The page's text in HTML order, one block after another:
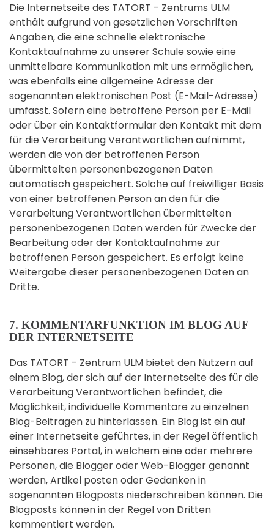
Die Internetseite des TATORT - Zentrums ULM
enthält aufgrund von gesetzlichen Vorschriften
Angaben, die eine schnelle elektronische
Kontaktaufnahme zu unserer Schule sowie eine
unmittelbare Kommunikation mit uns ermöglichen,
was ebenfalls eine allgemeine Adresse der
sogenannten elektronischen Post (E-Mail-Adresse)
umfasst. Sofern eine betroffene Person per E-Mail
oder über ein Kontaktformular den Kontakt mit dem
für die Verarbeitung Verantwortlichen aufnimmt,
werden die von der betroffenen Person
übermittelten personenbezogenen Daten
automatisch gespeichert. Solche auf freiwilliger Basis
von einer betroffenen Person an den für die
Verarbeitung Verantwortlichen übermittelten
personenbezogenen Daten werden für Zwecke der
Bearbeitung oder der Kontaktaufnahme zur
betroffenen Person gespeichert. Es erfolgt keine
Weitergabe dieser personenbezogenen Daten an
Dritte.
7. KOMMENTARFUNKTION IM BLOG AUF
DER INTERNETSEITE
Das TATORT - Zentrum ULM bietet den Nutzern auf
einem Blog, der sich auf der Internetseite des für die
Verarbeitung Verantwortlichen befindet, die
Möglichkeit, individuelle Kommentare zu einzelnen
Blog-Beiträgen zu hinterlassen. Ein Blog ist ein auf
einer Internetseite geführtes, in der Regel öffentlich
einsehbares Portal, in welchem eine oder mehrere
Personen, die Blogger oder Web-Blogger genannt
werden, Artikel posten oder Gedanken in
sogenannten Blogposts niederschreiben können. Die
Blogposts können in der Regel von Dritten
kommentiert werden.